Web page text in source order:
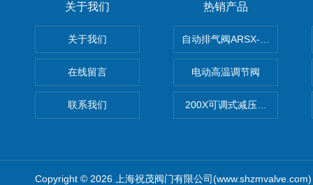
关于我们
关于我们
在线留言
联系我们
热销产品
自动排气阀ARSX-0015/
电动高温调节阀
200X可调式减压阀（减压稳
Copyright © 2026 上海祝茂阀门有限公司